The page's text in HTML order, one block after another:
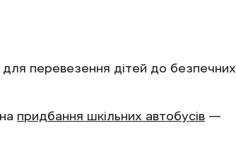
перевезення дітей до безпечних
придбання шкільних автобусів —